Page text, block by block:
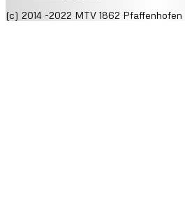
(c) 2014 -2022 MTV 1862 Pfaffenhofen